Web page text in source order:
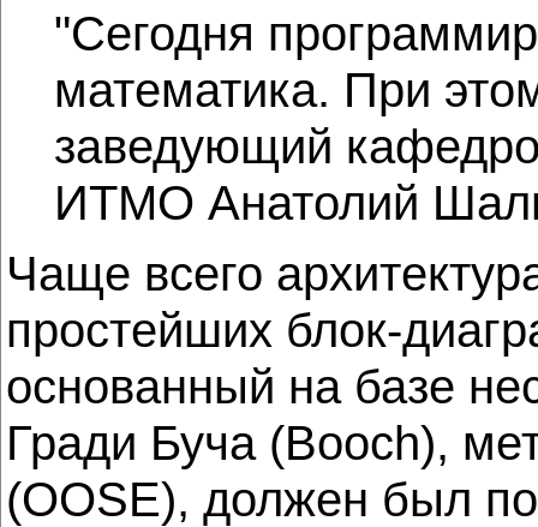
"Сегодня
математика. При
заведующий
ИТМО Анатолий
Чаще всего
простейших блок-
основанный на базе
Гради Буча (Booch),
(OOSE), должен был